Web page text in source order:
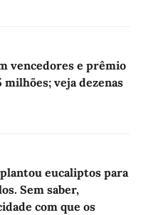
vencedores e prêmio
milhões; veja dezenas
eucaliptos para
Sem saber,
com que os